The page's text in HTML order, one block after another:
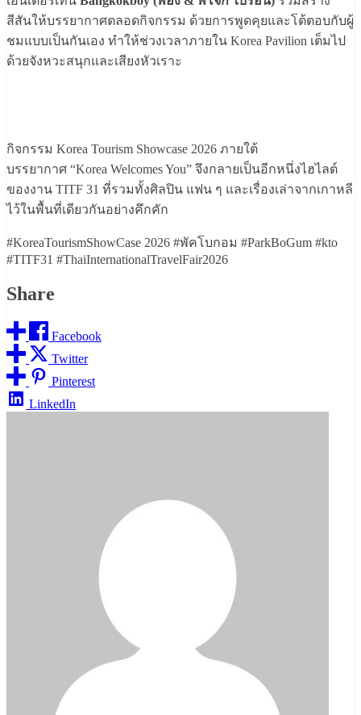
สีสันให้บรรยากาศตลอดกิจกรรม ด้วยการพูดคุยและโต้ตอบกับผู้
ชมแบบเป็นกันเอง ทำให้ช่วงเวลาภายใน Korea Pavilion เต็มไป
ด้วยจังหวะสนุกและเสียงหัวเราะ
กิจกรรม Korea Tourism Showcase 2026 ภายใต้
บรรยากาศ “Korea Welcomes You” จึงกลายเป็นอีกหนึ่งไฮไลต์
ของงาน TITF 31 ที่รวมทั้งศิลปิน แฟน ๆ และเรื่องเล่าจากเกาหลี
ไว้ในพื้นที่เดียวกันอย่างคึกคัก
#KoreaTourismShowCase 2026 #พัคโบกอม #ParkBoGum #kto
#TITF31 #ThaiInternationalTravelFair2026
Share
Facebook
Twitter
Pinterest
LinkedIn